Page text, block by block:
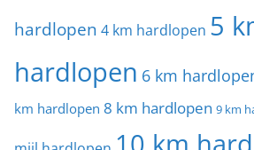
hardlopen 4 km hardlopen 5
hardlopen 6 km
km hardlopen 8 km hardlopen 9 km